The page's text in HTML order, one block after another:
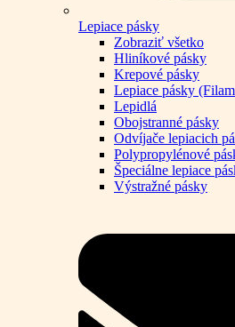
Lepiace pásky
Zobraziť všetko
Hliníkové pásky
Krepové pásky
Lepiace pásky
Lepidlá
Obojstranné pásky
Odvíjače lepiacich
Polypropylénové
Špeciálne lepiace
Výstražné pásky